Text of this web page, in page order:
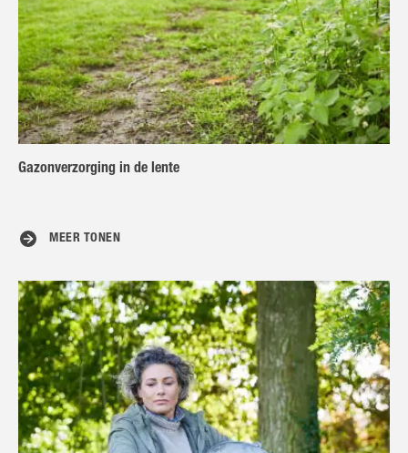
Gazonverzorging in de lente
MEER TONEN